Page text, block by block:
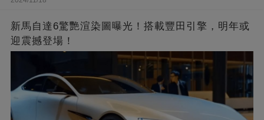
新馬自達6驚艷渲染圖曝光！搭載豐田引擎，明年或
迎震撼登場！